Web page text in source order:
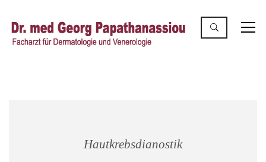
Hautkrebsdianostik